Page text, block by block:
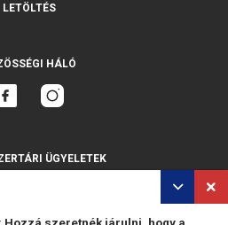
LETÖLTÉS
HÁLÓ
ÜGYELETEK